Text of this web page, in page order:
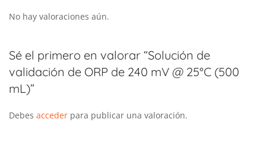
No hay valoraciones aún.
Sé el primero en valorar “Solución de
validación de ORP de 240 mV @ 25°C (500
mL)”
Debes acceder para publicar una valoración.